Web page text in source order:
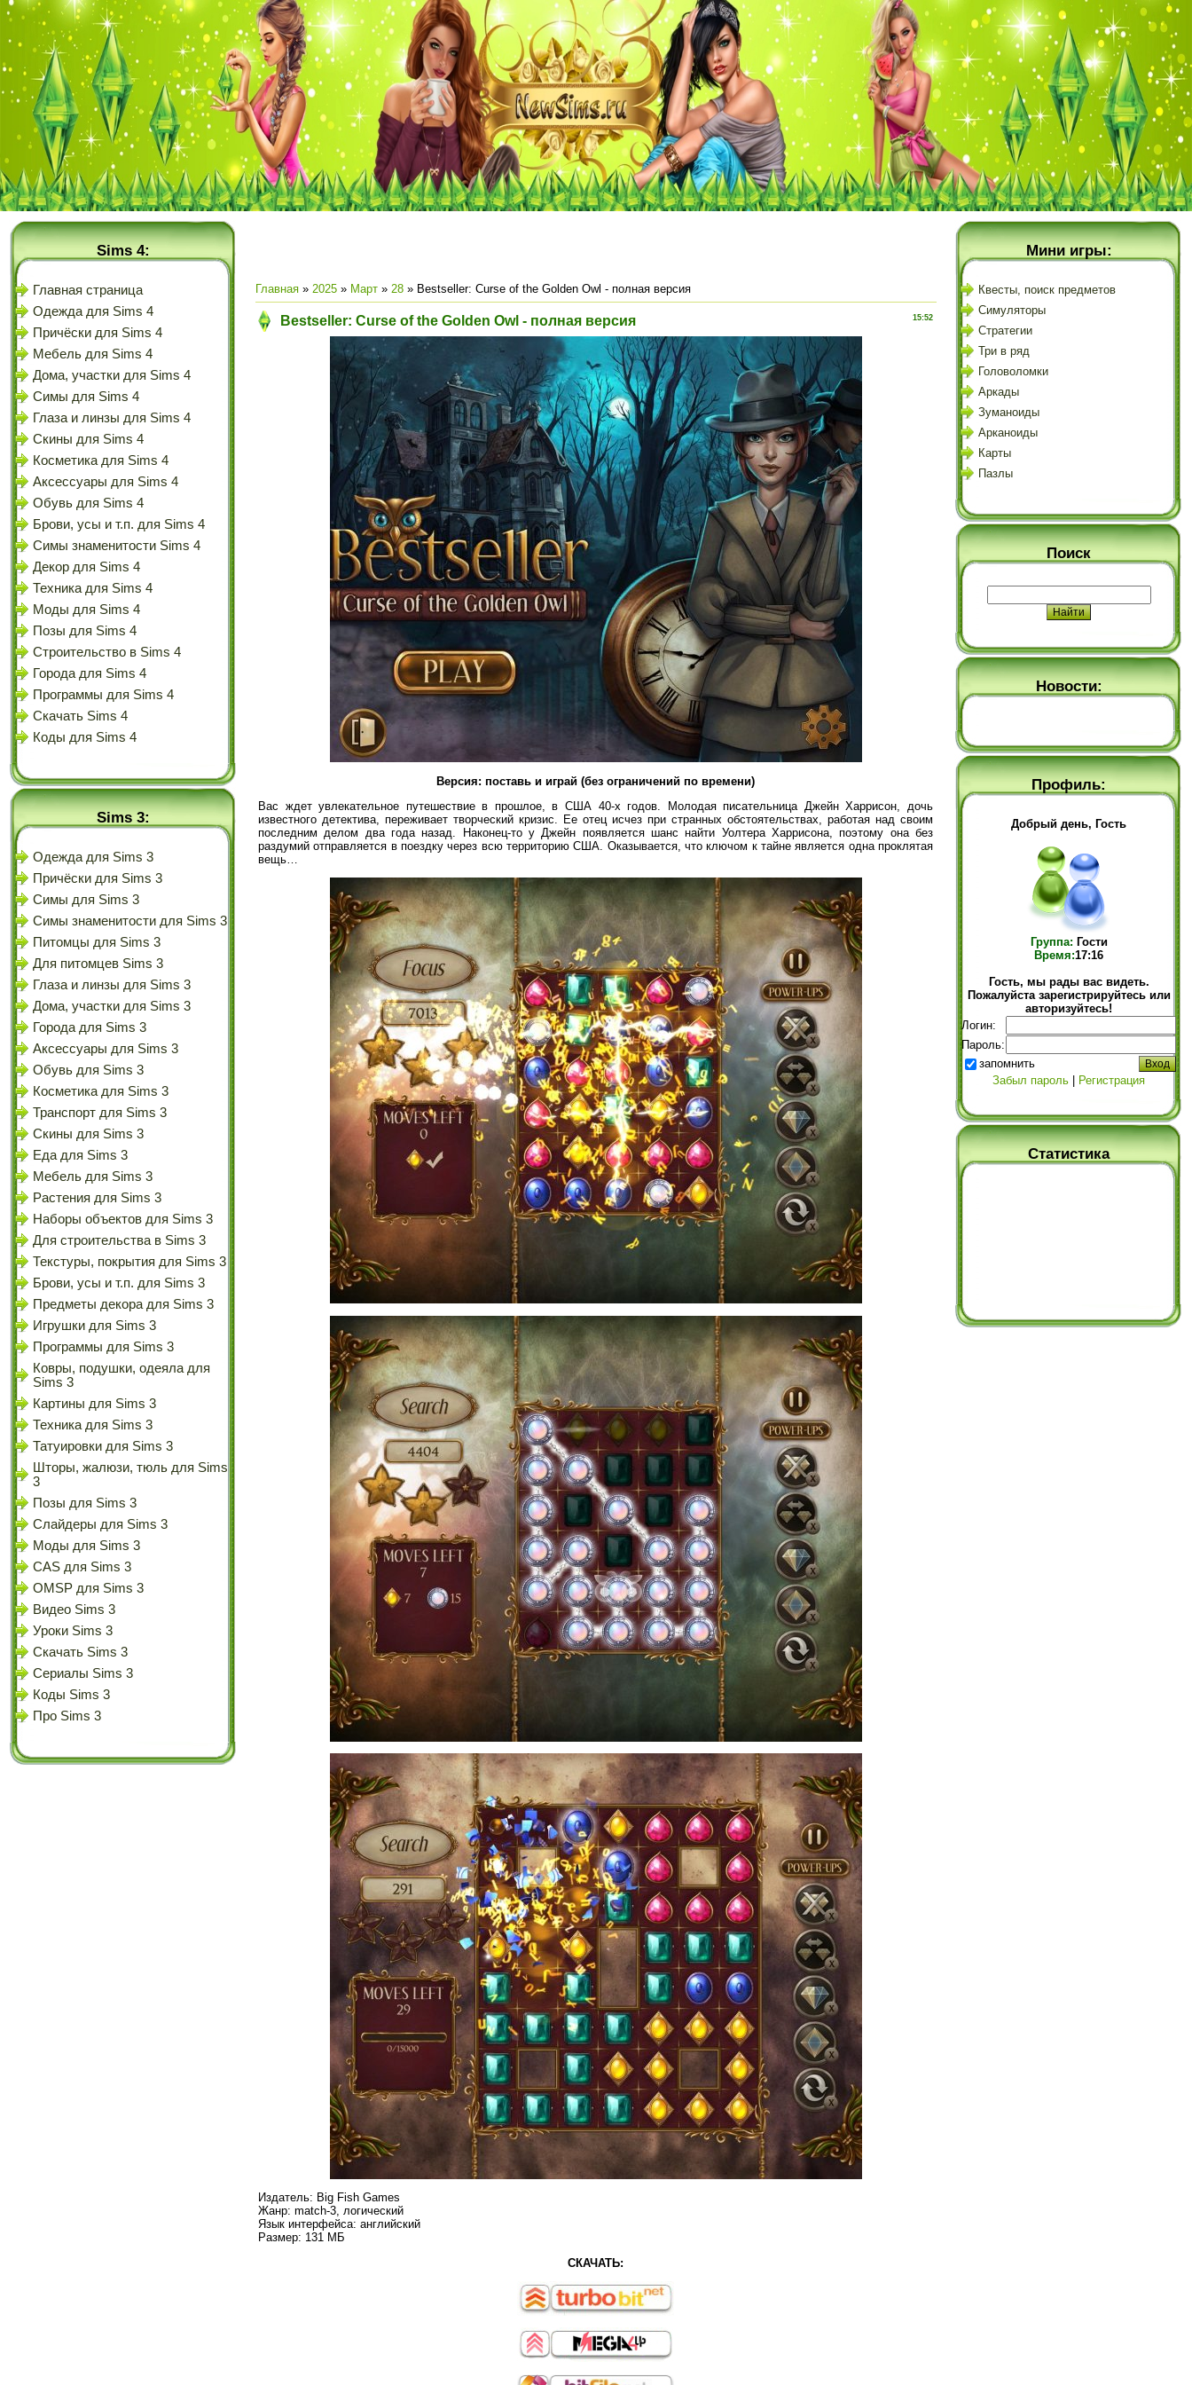
Sims 4:
Главная страница
Одежда для Sims 4
Причёски для Sims 4
Мебель для Sims 4
Дома, участки для Sims 4
Симы для Sims 4
Глаза и линзы для Sims 4
Скины для Sims 4
Косметика для Sims 4
Аксессуары для Sims 4
Обувь для Sims 4
Брови, усы и т.п. для Sims 4
Симы знаменитости Sims 4
Декор для Sims 4
Техника для Sims 4
Моды для Sims 4
Позы для Sims 4
Строительство в Sims 4
Города для Sims 4
Программы для Sims 4
Скачать Sims 4
Коды для Sims 4
Sims 3:
Одежда для Sims 3
Причёски для Sims 3
Симы для Sims 3
Симы знаменитости для Sims 3
Питомцы для Sims 3
Для питомцев Sims 3
Глаза и линзы для Sims 3
Дома, участки для Sims 3
Города для Sims 3
Аксессуары для Sims 3
Обувь для Sims 3
Косметика для Sims 3
Транспорт для Sims 3
Скины для Sims 3
Еда для Sims 3
Мебель для Sims 3
Растения для Sims 3
Наборы объектов для Sims 3
Для строительства в Sims 3
Текстуры, покрытия для Sims 3
Брови, усы и т.п. для Sims 3
Предметы декора для Sims 3
Игрушки для Sims 3
Программы для Sims 3
Ковры, подушки, одеяла для
Sims 3
Картины для Sims 3
Техника для Sims 3
Татуировки для Sims 3
Шторы, жалюзи, тюль для Sims
3
Позы для Sims 3
Слайдеры для Sims 3
Моды для Sims 3
CAS для Sims 3
OMSP для Sims 3
Видео Sims 3
Уроки Sims 3
Скачать Sims 3
Сериалы Sims 3
Коды Sims 3
Про Sims 3
Главная » 2025 » Март » 28 » Bestseller: Curse of the Golden Owl - полная версия
15:52
Bestseller: Curse of the Golden Owl - полная версия
Версия: поставь и играй (без ограничений по времени)
Вас ждет увлекательное путешествие в прошлое, в США 40-х годов. Молодая писательница Джейн Харрисон, дочь
известного детектива, переживает творческий кризис. Ее отец исчез при странных обстоятельствах, работая над своим
последним делом два года назад. Наконец-то у Джейн появляется шанс найти Уолтера Харрисона, поэтому она без
раздумий отправляется в поездку через всю территорию США. Оказывается, что ключом к тайне является одна проклятая
вещь…
Издатель: Big Fish Games
Жанр: match-3, логический
Язык интерфейса: английский
Размер: 131 МБ
СКАЧАТЬ:
Мини игры:
Квесты, поиск предметов
Симуляторы
Стратегии
Три в ряд
Головоломки
Аркады
Зуманоиды
Арканоиды
Карты
Пазлы
Поиск
Новости:
Профиль:
Добрый день, Гость
Группа: Гости
Время:17:16
Гость, мы рады вас видеть.
Пожалуйста зарегистрируйтесь или
авторизуйтесь!
Логин:
Пароль:
запомнить
Забыл пароль
Регистрация
Статистика